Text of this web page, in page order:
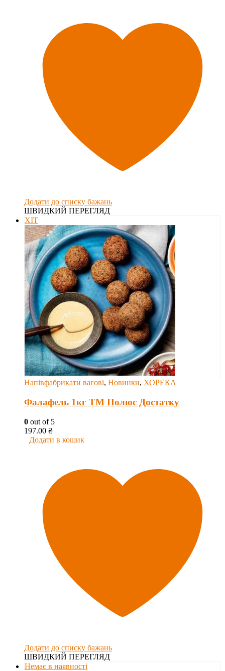
Додати до списку бажань
ШВИДКИЙ ПЕРЕГЛЯД
ХІТ
Напівфабрикати вагові, Новинки, ХОРЕКА
Фалафель 1кг ТМ Полюс Достатку
0 out of 5
197.00 ₴
Додати в кошик
Додати до списку бажань
ШВИДКИЙ ПЕРЕГЛЯД
Немає в наявності